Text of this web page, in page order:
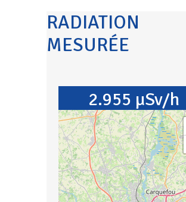
RADIATION
MESURÉE
2.955 µSv/h